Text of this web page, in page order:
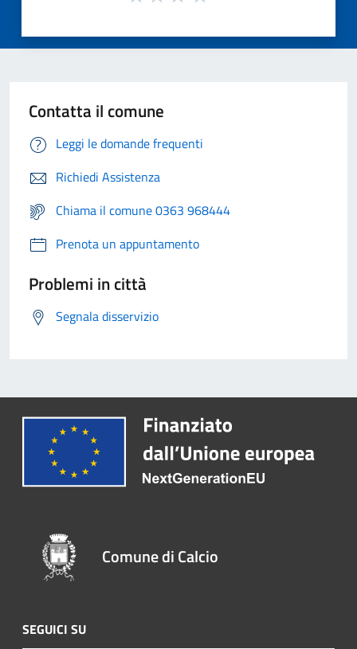
Contatta il comune
Leggi le domande frequenti
Richiedi Assistenza
Chiama il comune 0363 968444
Prenota un appuntamento
Problemi in città
Segnala disservizio
Comune di Calcio
SEGUICI SU